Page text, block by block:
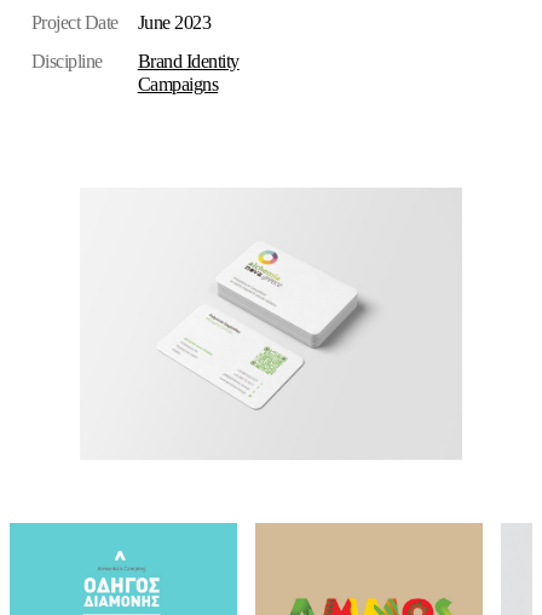
Project Date
June 2023
Discipline
Brand Identity
Campaigns